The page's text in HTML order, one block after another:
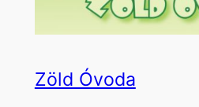
Zöld Óvoda